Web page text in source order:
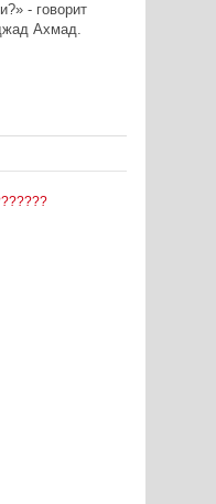
- говорит
Ахмад.